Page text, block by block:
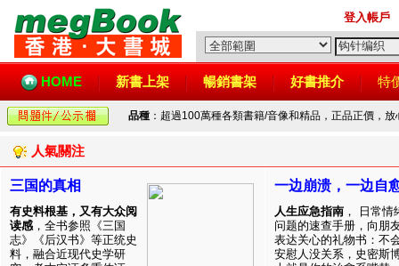
登入帳戶
HOME 新書上架 暢銷書架 好書推介 特
品種 ：超過100萬種各類書籍/音像和精品，正品正價，
人氣關注
三国的真相
有史料根基，又有大众阅
读感 ，全书参照《三国
志》《后汉书》等正统史
料，融合近现代史学研
一边崩溃，一边自
人生应急指南 ， 日常情
问题的速查手册，向朋
表达关心的礼物书：不
安慰人没关系，史密斯